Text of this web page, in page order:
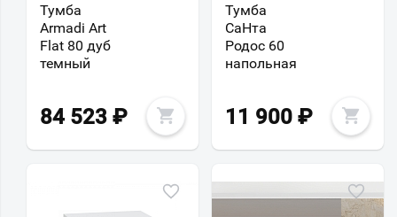
Тумба
Armadi Art
Flat 80 дуб
темный
84 523 ₽
Тумба
СаНта
Родос 60
напольная
11 900 ₽